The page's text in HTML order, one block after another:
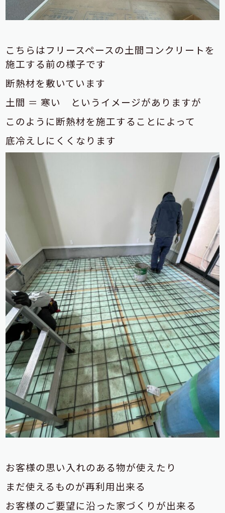
こちらはフリースペースの土間コンクリートを
施工する前の様子です
断熱材を敷いています
土間 ＝ 寒い というイメージがありますが
このように断熱材を施工することによって
底冷えしにくくなります
お客様の思い入れのある物が使えたり
まだ使えるものが再利用出来る
お客様のご要望に沿った家づくりが出来る